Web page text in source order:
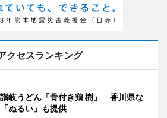
クセスランキング
岐うどん「骨付き鶏 樹」 香川県な
ぬるい」も提供